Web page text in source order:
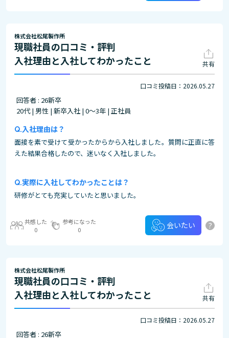
株式会社松尾製作所
現職社員の口コミ・評判
入社理由と入社してわかったこと
共有
口コミ投稿日：2026.05.27
回答者 : 26新卒
20代 | 男性 | 新卒入社 | 0～3年 | 正社員
入社理由は？
面接を素で受けて受かったからから入社しました。質問に正直に答
えた結果合格したので、迷いなく入社しました。
実際に入社してわかったことは？
研修がとても充実していたと思いました。
共感した
0
参考になった
0
会いたい ?
株式会社松尾製作所
現職社員の口コミ・評判
入社理由と入社してわかったこと
共有
口コミ投稿日：2026.05.27
回答者 : 26新卒